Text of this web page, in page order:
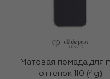
Матовая помада для
оттенок 110 (4g)